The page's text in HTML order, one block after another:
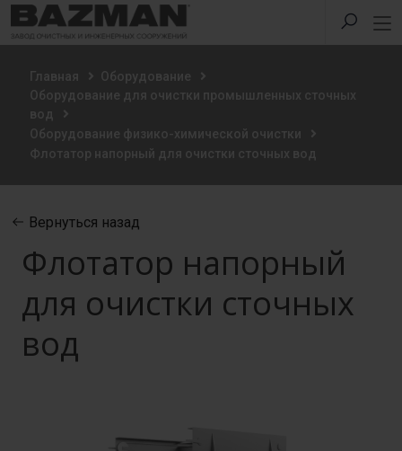
Главная
Оборудование
Оборудование для очистки промышленных сточных
вод
Оборудование физико-химической очистки
Флотатор напорный для очистки сточных вод
Вернуться назад
Флотатор напорный
для очистки сточных
вод